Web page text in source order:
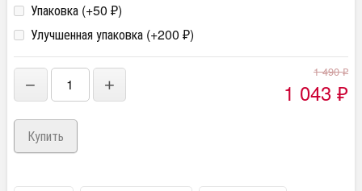
Упаковка (+50 ₽)
Улучшенная упаковка (+200 ₽)
− +
1 490₽
1 043 ₽